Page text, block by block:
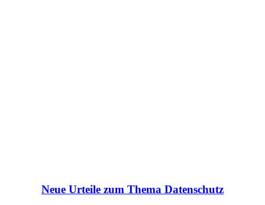
Neue Urteile zum Thema Datenschutz